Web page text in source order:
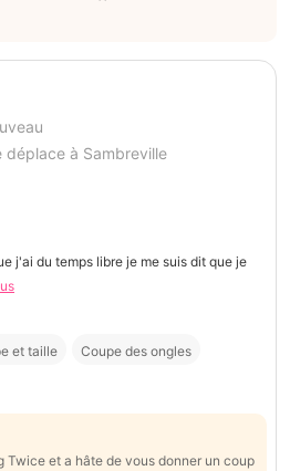
déplace à Sambreville
j'ai du temps libre je me suis dit que je
et taille Coupe des ongles
Twice et a hâte de vous donner un coup